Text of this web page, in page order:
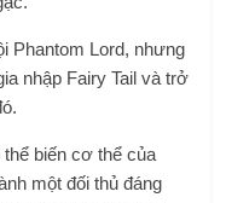
Phantom Lord, nhưng
nhập Fairy Tail và trở
biến cơ thể của
một đối thủ đáng